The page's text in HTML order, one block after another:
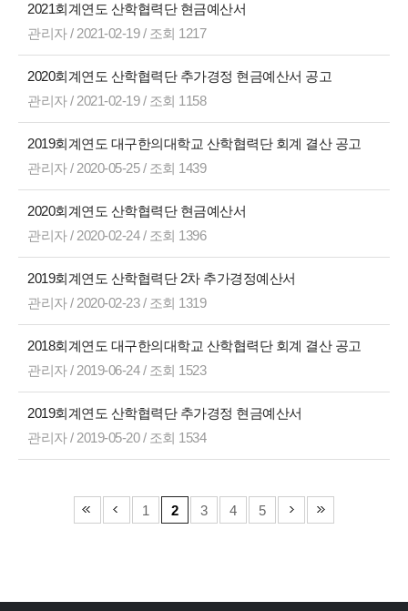
2021회계연도 산학협력단 현금예산서
관리자 / 2021-02-19 / 조회 1217
2020회계연도 산학협력단 추가경정 현금예산서 공고
관리자 / 2021-02-19 / 조회 1158
2019회계연도 대구한의대학교 산학협력단 회계 결산 공고
관리자 / 2020-05-25 / 조회 1439
2020회계연도 산학협력단 현금예산서
관리자 / 2020-02-24 / 조회 1396
2019회계연도 산학협력단 2차 추가경정예산서
관리자 / 2020-02-23 / 조회 1319
2018회계연도 대구한의대학교 산학협력단 회계 결산 공고
관리자 / 2019-06-24 / 조회 1523
2019회계연도 산학협력단 추가경정 현금예산서
관리자 / 2019-05-20 / 조회 1534
1 2 3 4 5